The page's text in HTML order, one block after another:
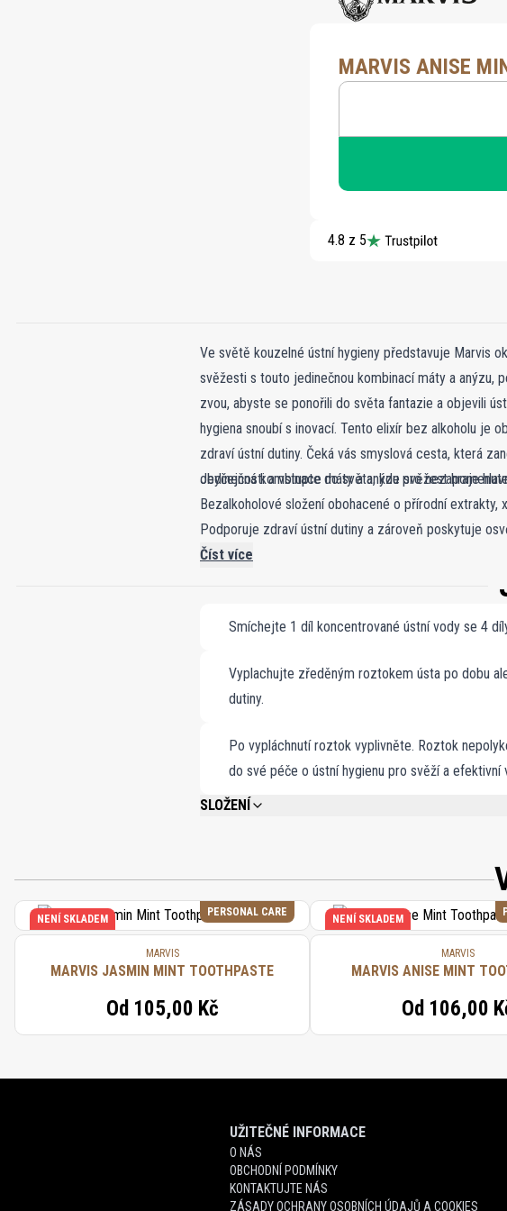
MARVIS ANISE
4.8 z 5
Ve světě kouzelné ústní hygieny představuje Marvis
svěžesti s touto jedinečnou kombinací máty a anýzu,
zvou, abyste se ponořili do světa fantazie a objevili
hygiena snoubí s inovací. Tento elixír bez alkoholu je
zdraví ústní dutiny. Čeká vás smyslová cesta, která
obyčejnosti a vstupte do světa, kde svěžest hraje
Jedinečná kombinace máty a anýzu pro
Bezalkoholové složení obohacené o přírodní extrakty,
Podporuje zdraví ústní dutiny a zároveň poskytuje
Číst více
Smíchejte 1 díl koncentrované ústní vody se 4
Vyplachujte zředěným roztokem ústa po dobu
dutiny.
Po vypláchnutí roztok vyplivněte. Roztok
do své péče o ústní hygienu pro svěží a efektivní
SLOŽENÍ
PERSONAL CARE
NENÍ SKLADEM
MARVIS
MARVIS JASMIN MINT TOOTHPASTE
Od 105,00 Kč
NENÍ SKLADEM
MARVIS
MARVIS ANISE MINT
Od 106,00
UŽITEČNÉ INFORMACE
O NÁS
OBCHODNÍ PODMÍNKY
KONTAKTUJTE NÁS
ZÁSADY OCHRANY OSOBNÍCH ÚDAJŮ A COOKIES